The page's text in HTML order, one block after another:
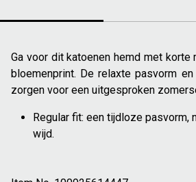
Ga voor dit katoenen hemd met korte
bloemenprint. De relaxte pasvorm
zorgen voor een uitgesproken
Regular fit: een tijdloze pasvorm,
wijd.